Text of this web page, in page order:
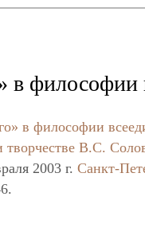
философии
в философии
В.С.
2003 г. Санкт-